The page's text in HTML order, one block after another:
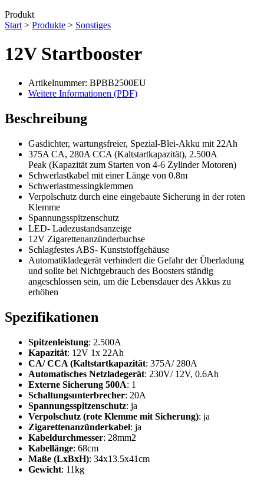
Produkt
Start > Produkte > Sonstiges
12V Startbooster
Artikelnummer: BPBB2500EU
Weitere Informationen (PDF)
Beschreibung
Gasdichter, wartungsfreier, Spezial-Blei-Akku mit 22Ah
375A CA, 280A CCA (Kaltstartkapazität), 2.500A
Peak (Kapazität zum Starten von 4-6 Zylinder Motoren)
Schwerlastkabel mit einer Länge von 0.8m
Schwerlastmessingklemmen
Verpolschutz durch eine eingebaute Sicherung in der roten
Klemme
Spannungsspitzenschutz
LED- Ladezustandsanzeige
12V Zigarettenanzünderbuchse
Schlagfestes ABS- Kunststoffgehäuse
Automatikladegerät verhindert die Gefahr der Überladung
und sollte bei Nichtgebrauch des Boosters ständig
angeschlossen sein, um die Lebensdauer des Akkus zu
erhöhen
Spezifikationen
Spitzenleistung: 2.500A
Kapazität: 12V 1x 22Ah
CA/ CCA (Kaltstartkapazität: 375A/ 280A
Automatisches Netzladegerät: 230V/ 12V, 0.6Ah
Externe Sicherung 500A: 1
Schaltungsunterbrecher: 20A
Spannungsspitzenschutz: ja
Verpolschutz (rote Klemme mit Sicherung): ja
Zigarettenanzünderkabel: ja
Kabeldurchmesser: 28mm2
Kabellänge: 68cm
Maße (LxBxH): 34x13.5x41cm
Gewicht: 11kg